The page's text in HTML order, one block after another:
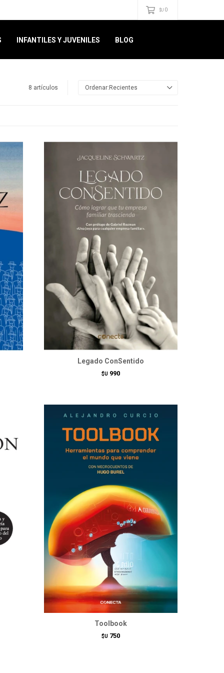
INFANTILES Y JUVENILES BLOG
$U 0
8 artículos Recientes
Legado ConSentido
$U 990
Toolbook
$U 750